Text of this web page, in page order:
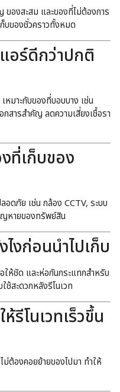
ของสะสม และของที่ไม่ต้องการ
บของชั่วคราวทั้งหมด
อร์ดีกว่าปกติ
มาะกับของที่บอบบาง เช่น
กสารสำคัญ ลดความเสี่ยงเชื้อรา
ที่เก็บของ
ดภัย เช่น กล้อง CCTV, ระบบ
ญหายของทรัพย์สิน
งก่อนนำไปเก็บ
ห้ชัด และห่อกันกระแทกสำหรับ
ช้สะดวกหลังรีโนเวท
รีโนเวทเร็วขึ้น
ม่ต้องคอยย้ายของไปมา ทำให้